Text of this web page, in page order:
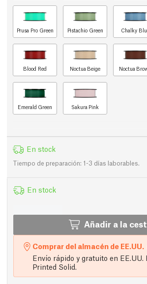
Prusa Pro Green Pistachio Green Chalky
Blood Red Noctua Beige Noctua
Emerald Green Sakura Pink
En stock
Tiempo de preparación: 1-3 días laborables.
En stock
Añadir a la
Comprar del almacén de EE.UU.
Envío rápido y gratuito en EE.UU.
Printed Solid.